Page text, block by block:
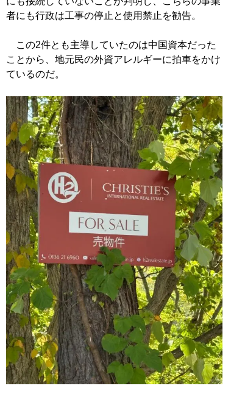
者にも行政は工事の停止と使用禁止を勧告。
この2件とも主導していたのは中国資本だった
ことから、地元民の外資アレルギーに拍車をかけ
ているのだ。